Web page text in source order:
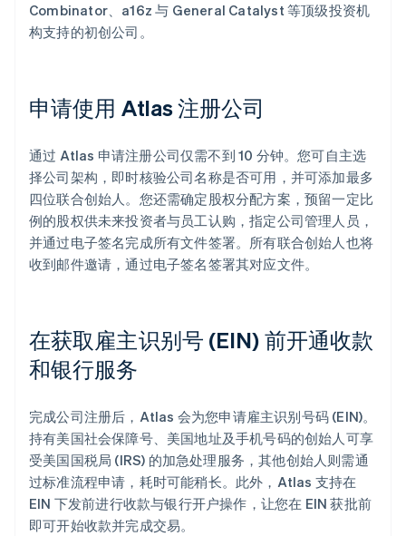
Combinator、a16z 与 General Catalyst 等顶级投资机
构支持的初创公司。
申请使用 Atlas 注册公司
通过 Atlas 申请注册公司仅需不到 10 分钟。您可自主选
择公司架构，即时核验公司名称是否可用，并可添加最多
四位联合创始人。您还需确定股权分配方案，预留一定比
例的股权供未来投资者与员工认购，指定公司管理人员，
并通过电子签名完成所有文件签署。所有联合创始人也将
收到邮件邀请，通过电子签名签署其对应文件。
在获取雇主识别号 (EIN) 前开通收款
和银行服务
完成公司注册后，Atlas 会为您申请雇主识别号码 (EIN)。
持有美国社会保障号、美国地址及手机号码的创始人可享
受美国国税局 (IRS) 的加急处理服务，其他创始人则需通
过标准流程申请，耗时可能稍长。此外，Atlas 支持在
EIN 下发前进行收款与银行开户操作，让您在 EIN 获批前
即可开始收款并完成交易。